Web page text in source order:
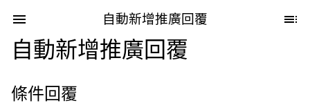
自動新增推廣回覆
自動新增推廣回覆
條件回覆